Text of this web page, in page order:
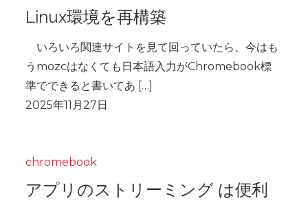
Linux環境を再構築
いろいろ関連サイトを見て回っていたら、今はも
うmozcはなくても日本語入力がChromebook標
準でできると書いてあ […]
chromebook
アプリのストリーミング は便利